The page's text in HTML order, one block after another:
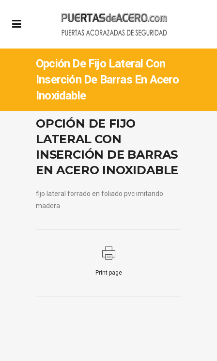
Opción De Fijo Lateral Con
Inserción De Barras En Acero
Inoxidable
OPCIÓN DE FIJO
LATERAL CON
INSERCIÓN DE BARRAS
EN ACERO INOXIDABLE
fijo lateral forrado en foliado pvc imitando
madera
Print page